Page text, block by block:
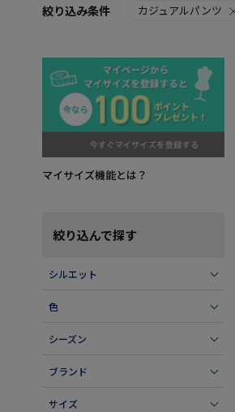
絞り込み条件 カジュアルパンツ
マイサイズ機能とは？
絞り込んで探す
シルエット
色
シーズン
ブランド
サイズ